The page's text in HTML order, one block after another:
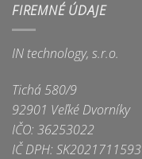
FIREMNÉ ÚDAJE
IN technology, s.r.o.
Tichá 580/9
92901 Veľké Dvorníky
IČO: 36253022
IČ DPH: SK2021711593